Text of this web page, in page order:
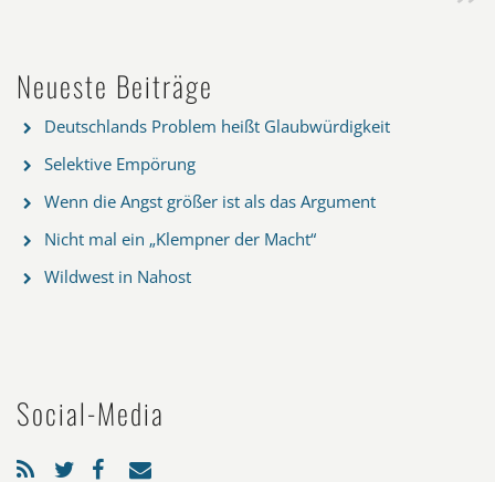
Neueste Beiträge
Deutschlands Problem heißt Glaubwürdigkeit
Selektive Empörung
Wenn die Angst größer ist als das Argument
Nicht mal ein „Klempner der Macht“
Wildwest in Nahost
Social-Media